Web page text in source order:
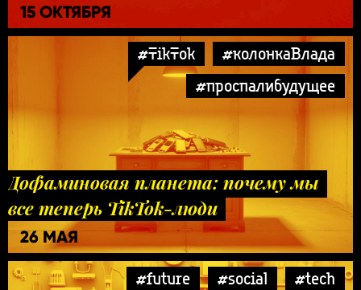
15 ОКТЯБРЯ
#TikTok
#колонкаВлада
#проспалибудущее
Дофаминовая планета: почему мы
все теперь TikTok-люди
26 МАЯ
#future #social #tech